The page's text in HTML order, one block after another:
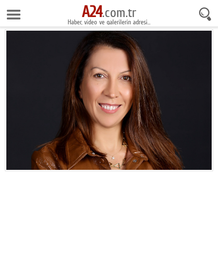
9 Ağustos 2026 5:30:30
Anasayfa
Video Galeri
Yaşam
Magazin
A24.com.tr
Haber, video ve galerilerin adresi...